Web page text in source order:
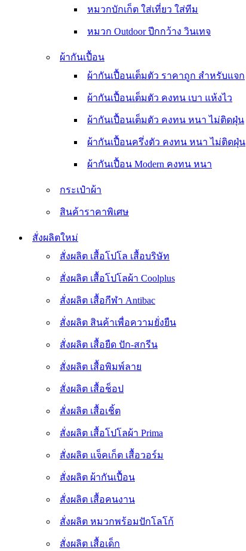
หมวกบักเก็ต ใส่เที่ยว ใส่ทีม
หมวก Outdoor ปีกกว้าง วินเทจ
ผ้ากันเปื้อน
ผ้ากันเปื้อนเต็มตัว ราคาถูก สำหรับแจก
ผ้ากันเปื้อนเต็มตัว คงทน เบา แห้งไว
ผ้ากันเปื้อนเต็มตัว คงทน หนา ไม่ติดฝุ่น
ผ้ากันเปื้อนครึ่งตัว คงทน หนา ไม่ติดฝุ่น
ผ้ากันเปื้อน Modern คงทน หนา
กระเป๋าผ้า
สินค้าราคาพิเศษ
สั่งผลิตใหม่
สั่งผลิต เสื้อโปโล เสื้อบริษัท
สั่งผลิต เสื้อโปโลผ้า Coolplus
สั่งผลิต เสื้อกีฬา Antibac
สั่งผลิต สินค้าเพื่อความยั่งยืน
สั่งผลิต เสื้อยืด ปัก-สกรีน
สั่งผลิต เสื้อพิมพ์ลาย
สั่งผลิต เสื้อช็อป
สั่งผลิต เสื้อเชิ้ต
สั่งผลิต เสื้อโปโลผ้า Prima
สั่งผลิต แจ็คเก็ต เสื้อวอร์ม
สั่งผลิต ผ้ากันเปื้อน
สั่งผลิต เสื้อคนงาน
สั่งผลิต หมวกพร้อมปักโลโก้
สั่งผลิต เสื้อเด็ก